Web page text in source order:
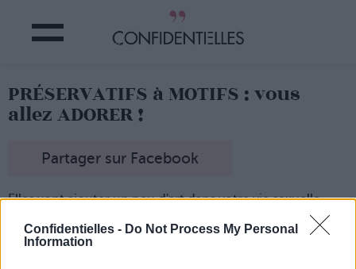
Confidentielles - Do Not Process My Personal
Information
PRÉSERVATIFS à MOTIFS : vous
allez ADORER !
Partager sur Facebook
Elles vont ajouter un peu d'art dans votre vie sexuelle...
dépoussiérer un peu le design des préservatifs, pas assez
glamour à leur goût.